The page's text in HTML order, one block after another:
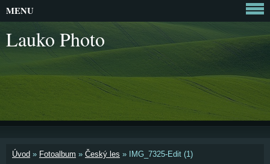
Lauko Photo
Úvod » Fotoalbum » Český les » IMG_7325-Edit (1)
MENU